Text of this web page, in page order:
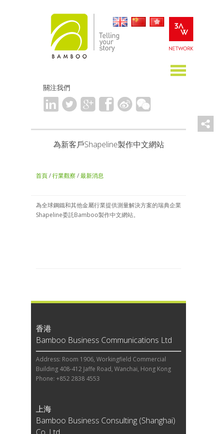
關注我們
為新客戶Shapeline製作中文網站
首頁/行業觀察 /最新消息
為全球鋼鐵和其他金屬行業提供測量解決方案的瑞典企業
Shapeline委託Bamboo製作中文網站。
香港
Bamboo Business Communications Ltd
Address: Room 1906, Workingfield Commercial
Building 408-412 Jaffe Road, Wanchai, Hong Kong
Phone: +852 2838 4553
上海
Bamboo Business Consulting (Shanghai)